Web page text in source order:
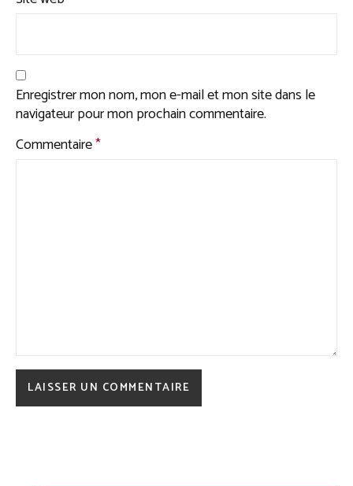
Enregistrer mon nom, mon e-mail et mon site dans le
navigateur pour mon prochain commentaire.
Commentaire*